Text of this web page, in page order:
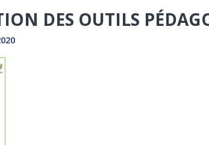
DES OUTILS